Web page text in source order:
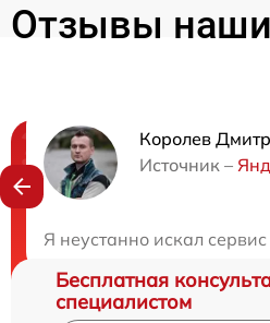
Отзывы
Королев
Источник –
Я неустанно искал
Нужна
Бесплатная
специалистом